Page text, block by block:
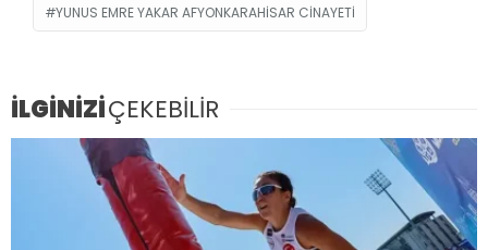
YUNUS EMRE YAKAR AFYONKARAHISAR CINAYETI
İLGİNİZİÇEKEBİLİR